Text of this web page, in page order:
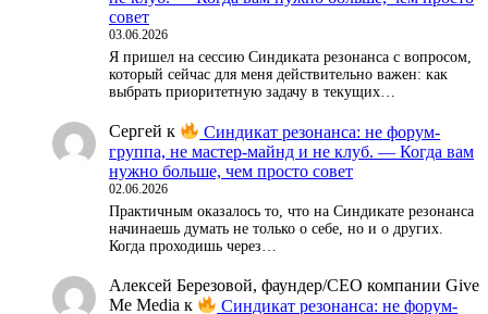
совет
03.06.2026
Я пришел на сессию Синдиката резонанса с вопросом,
который сейчас для меня действительно важен: как
выбрать приоритетную задачу в текущих…
Сергей к
Синдикат резонанса: не форум-
группа, не мастер-майнд и не клуб. — Когда вам
нужно больше, чем просто совет
02.06.2026
Практичным оказалось то, что на Синдикате резонанса
начинаешь думать не только о себе, но и о других.
Когда проходишь через…
Алексей Березовой, фаундер/СЕО компании Give
Me Media к Синдикат резонанса: не форум-